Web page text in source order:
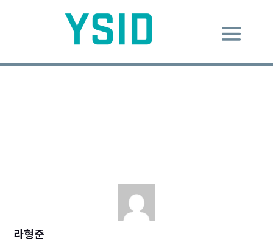
라형준